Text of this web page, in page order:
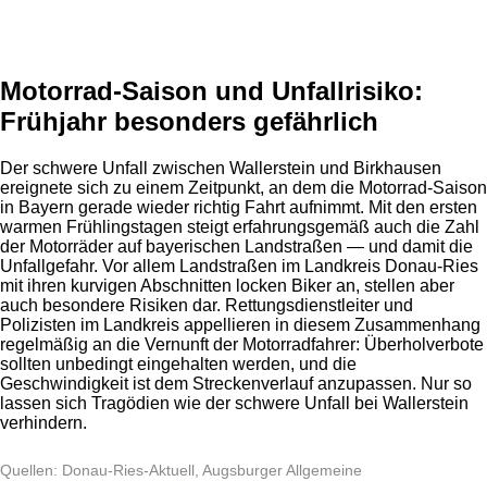
Motorrad-Saison und Unfallrisiko:
Frühjahr besonders gefährlich
Der schwere Unfall zwischen Wallerstein und Birkhausen
ereignete sich zu einem Zeitpunkt, an dem die Motorrad-Saison
in Bayern gerade wieder richtig Fahrt aufnimmt. Mit den ersten
warmen Frühlingstagen steigt erfahrungsgemäß auch die Zahl
der Motorräder auf bayerischen Landstraßen — und damit die
Unfallgefahr. Vor allem Landstraßen im Landkreis Donau-Ries
mit ihren kurvigen Abschnitten locken Biker an, stellen aber
auch besondere Risiken dar. Rettungsdienstleiter und
Polizisten im Landkreis appellieren in diesem Zusammenhang
regelmäßig an die Vernunft der Motorradfahrer: Überholverbote
sollten unbedingt eingehalten werden, und die
Geschwindigkeit ist dem Streckenverlauf anzupassen. Nur so
lassen sich Tragödien wie der schwere Unfall bei Wallerstein
verhindern.
Quellen: Donau-Ries-Aktuell, Augsburger Allgemeine